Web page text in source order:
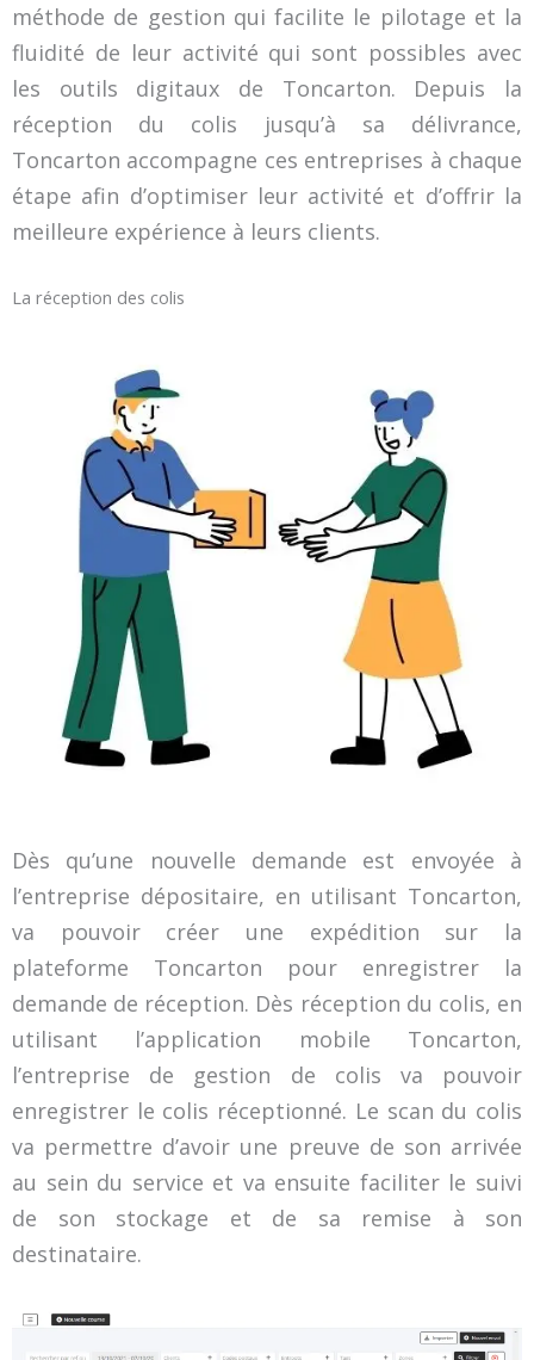
méthode de gestion qui facilite le pilotage et la
fluidité de leur activité qui sont possibles avec
les outils digitaux de Toncarton. Depuis la
réception du colis jusqu’à sa délivrance,
Toncarton accompagne ces entreprises à chaque
étape afin d’optimiser leur activité et d’offrir la
meilleure expérience à leurs clients.
La réception des colis
Dès qu’une nouvelle demande est envoyée à
l’entreprise dépositaire, en utilisant Toncarton,
va pouvoir créer une expédition sur la
plateforme Toncarton pour enregistrer la
demande de réception. Dès réception du colis, en
utilisant l’application mobile Toncarton,
l’entreprise de gestion de colis va pouvoir
enregistrer le colis réceptionné. Le scan du colis
va permettre d’avoir une preuve de son arrivée
au sein du service et va ensuite faciliter le suivi
de son stockage et de sa remise à son
destinataire.